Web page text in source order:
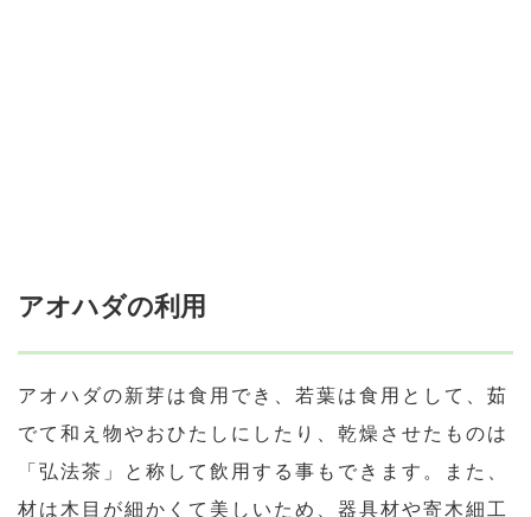
アオハダの利用
アオハダの新芽は食用でき、若葉は食用として、茹
でて和え物やおひたしにしたり、乾燥させたものは
「弘法茶」と称して飲用する事もできます。また、
材は木目が細かくて美しいため、器具材や寄木細工